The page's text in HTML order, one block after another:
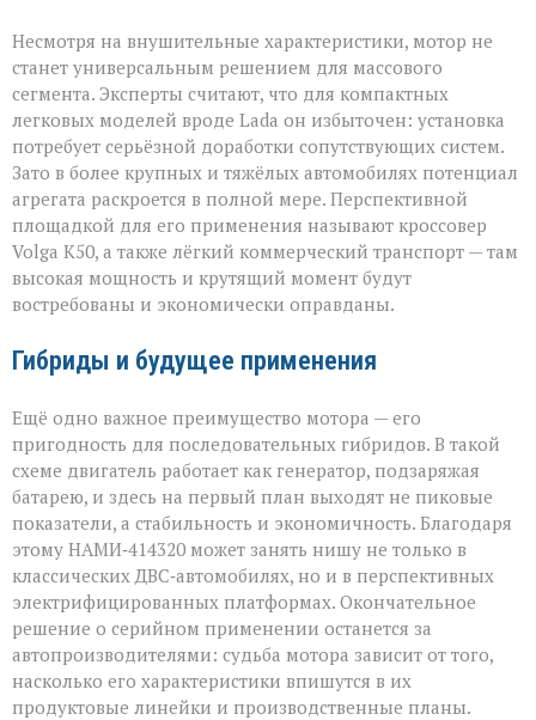
Несмотря на внушительные характеристики, мотор не
станет универсальным решением для массового
сегмента. Эксперты считают, что для компактных
легковых моделей вроде Lada он избыточен: установка
потребует серьёзной доработки сопутствующих систем.
Зато в более крупных и тяжёлых автомобилях потенциал
агрегата раскроется в полной мере. Перспективной
площадкой для его применения называют кроссовер
Volga К50, а также лёгкий коммерческий транспорт — там
высокая мощность и крутящий момент будут
востребованы и экономически оправданы.
Гибриды и будущее применения
Ещё одно важное преимущество мотора — его
пригодность для последовательных гибридов. В такой
схеме двигатель работает как генератор, подзаряжая
батарею, и здесь на первый план выходят не пиковые
показатели, а стабильность и экономичность. Благодаря
этому НАМИ‑414320 может занять нишу не только в
классических ДВС‑автомобилях, но и в перспективных
электрифицированных платформах. Окончательное
решение о серийном применении останется за
автопроизводителями: судьба мотора зависит от того,
насколько его характеристики впишутся в их
продуктовые линейки и производственные планы.